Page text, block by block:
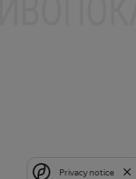
Privacy notice